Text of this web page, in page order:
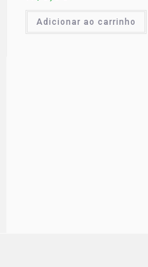
Adicionar ao carrinho